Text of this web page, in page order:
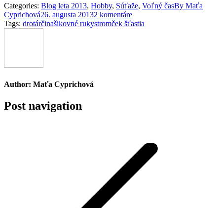
Categories: Blog leta 2013, Hobby, Súťaže, Voľný časBy Maťa
Cyprichová26. augusta 20132 komentáre
Tags: drotárčinašikovné rukystromček šťastia
Author: Maťa Cyprichová
Post navigation